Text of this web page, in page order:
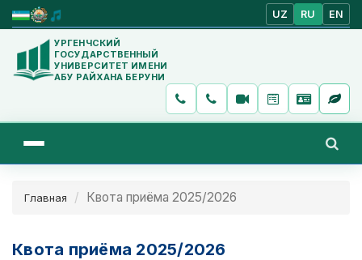
UZ RU EN
УРГЕНЧСКИЙ
ГОСУДАРСТВЕННЫЙ
УНИВЕРСИТЕТ ИМЕНИ
АБУ РАЙХАНА БЕРУНИ
Главная Квота приёма 2025/2026
Квота приёма 2025/2026